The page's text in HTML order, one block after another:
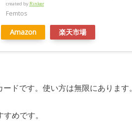
created by Rinker
Femtos
Amazon 楽天市場
ドです。使い方は無限にあります。
めです。